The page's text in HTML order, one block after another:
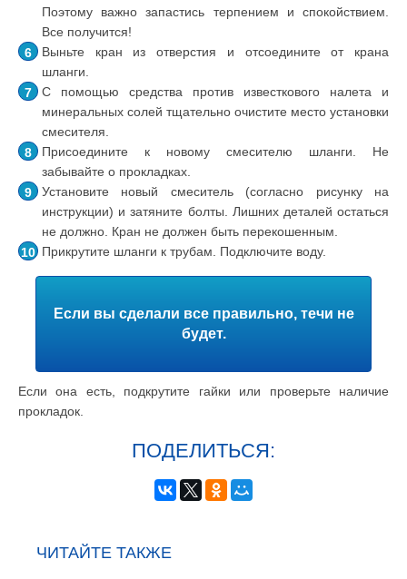
Поэтому важно запастись терпением и спокойствием.
Все получится!
Выньте кран из отверстия и отсоедините от крана
шланги.
С помощью средства против известкового налета и
минеральных солей тщательно очистите место установки
смесителя.
Присоедините к новому смесителю шланги. Не
забывайте о прокладках.
Установите новый смеситель (согласно рисунку на
инструкции) и затяните болты. Лишних деталей остаться
не должно. Кран не должен быть перекошенным.
Прикрутите шланги к трубам. Подключите воду.
Если вы сделали все правильно, течи не
будет.
Если она есть, подкрутите гайки или проверьте наличие
прокладок.
ПОДЕЛИТЬСЯ:
ЧИТАЙТЕ ТАКЖЕ